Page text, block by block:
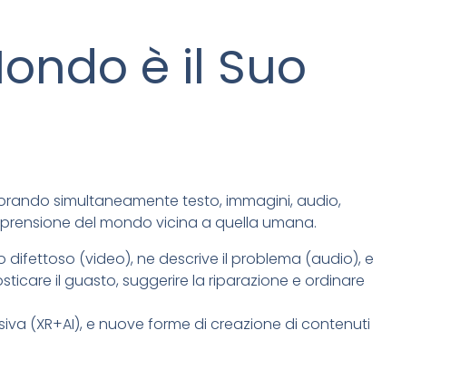
è il Suo
simultaneamente testo, immagini, audio,
del mondo vicina a quella umana.
(video), ne descrive il problema (audio), e
il guasto, suggerire la riparazione e ordinare
(XR+AI), e nuove forme di creazione di contenuti